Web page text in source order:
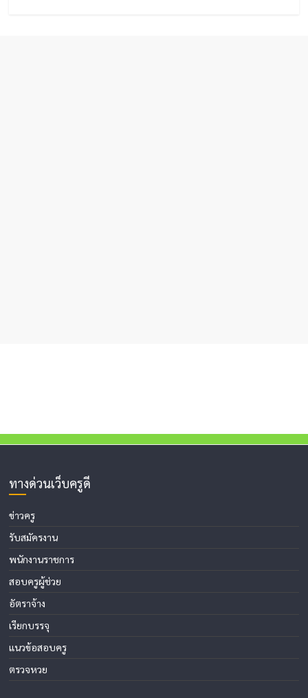
ทางด่วนเว็บครูดี
ข่าวครู
รับสมัครงาน
พนักงานราชการ
สอบครูผู้ช่วย
อัตราจ้าง
เรียกบรรจุ
แนวข้อสอบครู
ตรวจหวย